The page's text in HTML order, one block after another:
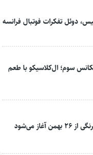
دوئل تفکرات فوتبال فرانسه
سوم؛ ال‌کلاسیکو با طعم
می‌شود